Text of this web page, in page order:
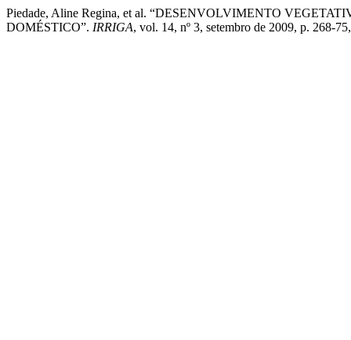
Piedade, Aline Regina, et al. “DESENVOLVIMENTO
DOMÉSTICO”. IRRIGA, vol. 14, nº 3, setembro de 2009, p. 268-